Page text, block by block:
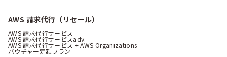
AWS 請求代行（リセール）
AWS 請求代行サービス
AWS 請求代行サービスadv.
AWS 請求代行サービス + AWS Organizations
バウチャー定額プラン